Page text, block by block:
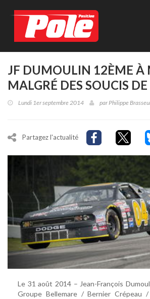
JF DUMOULIN 12ÈME À
MALGRÉ DES SOUCIS
Lundi 1er septembre 2014 parPhilippe
Partagez l'actualité
Le 31 août 2014 – Jean-François
Groupe Bellemare / Bernier Crépeau